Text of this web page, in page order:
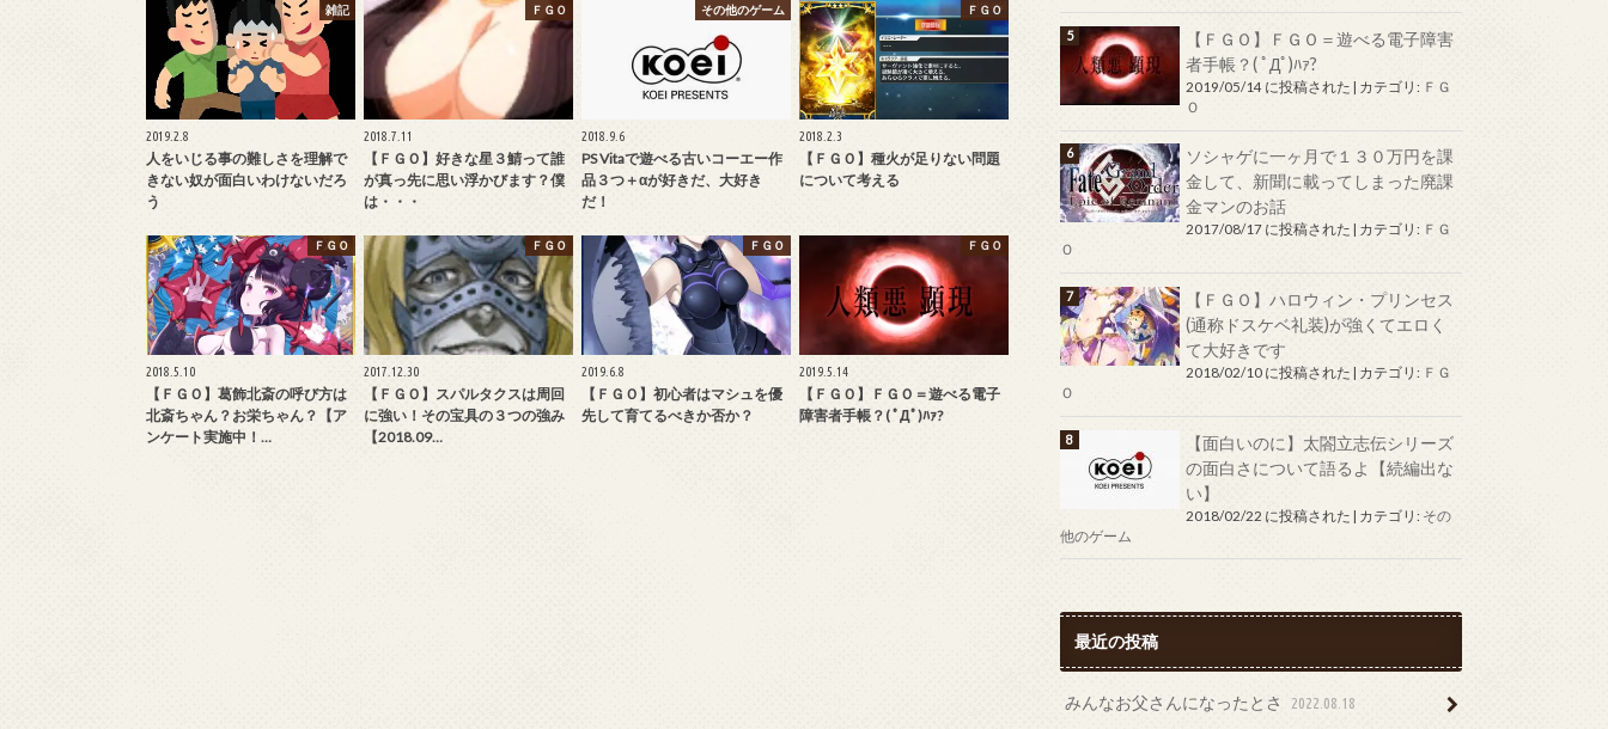
雑記
2019.2.8
人をいじる事の難しさを理解で
きない奴が面白いわけないだろ
う
ＦＧＯ
2018.7.11
【ＦＧＯ】好きな星３鯖って誰
が真っ先に思い浮かびます？僕
は・・・
その他のゲーム
2018.9.6
PS Vitaで遊べる古いコーエー作
品３つ＋αが好きだ、大好き
だ！
ＦＧＯ
2018.2.3
【ＦＧＯ】種火が足りない問題
について考える
ＦＧＯ
2018.5.10
【ＦＧＯ】葛飾北斎の呼び方は
北斎ちゃん？お栄ちゃん？【ア
ンケート実施中！…
ＦＧＯ
2017.12.30
【ＦＧＯ】スパルタクスは周回
に強い！その宝具の３つの強み
【2018.09…
ＦＧＯ
2019.6.8
【ＦＧＯ】初心者はマシュを優
先して育てるべきか否か？
ＦＧＯ
2019.5.14
【ＦＧＯ】ＦＧＯ＝遊べる電子
障害者手帳？( ﾟДﾟ)ﾊｧ?
【ＦＧＯ】ＦＧＯ＝遊べる電子障害
者手帳？( ﾟДﾟ)ﾊｧ?
2019/05/14 に投稿された | カテゴリ: ＦＧ
Ｏ
ソシャゲに一ヶ月で１３０万円を課
金して、新聞に載ってしまった廃課
金マンのお話
2017/08/17 に投稿された カテゴリ: ＦＧ
Ｏ
【ＦＧＯ】ハロウィン・プリンセス
(通称ドスケベ礼装)が強くてエロく
て大好きです
2018/02/10 に投稿された | カテゴリ: ＦＧ
Ｏ
【面白いのに】太閤立志伝シリーズ
の面白さについて語るよ【続編出な
い】
2018/02/22 に投稿された | カテゴリ: その
他のゲーム
最近の投稿
みんなお父さんになったとさ 2022.08.18